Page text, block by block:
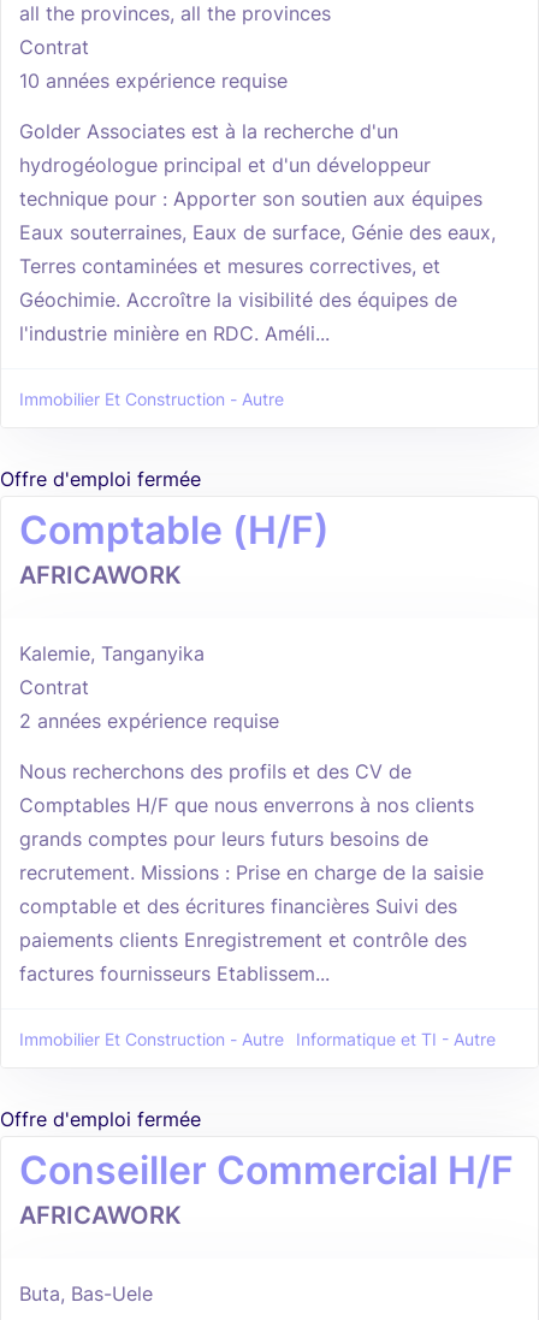
all the provinces, all the provinces
Contrat
10 années expérience requise
Golder Associates est à la recherche d'un
hydrogéologue principal et d'un développeur
technique pour : Apporter son soutien aux équipes
Eaux souterraines, Eaux de surface, Génie des eaux,
Terres contaminées et mesures correctives, et
Géochimie. Accroître la visibilité des équipes de
l'industrie minière en RDC. Améli...
Immobilier Et Construction - Autre
Offre d'emploi fermée
Comptable (H/F)
AFRICAWORK
Kalemie, Tanganyika
Contrat
2 années expérience requise
Nous recherchons des profils et des CV de
Comptables H/F que nous enverrons à nos clients
grands comptes pour leurs futurs besoins de
recrutement. Missions : Prise en charge de la saisie
comptable et des écritures financières Suivi des
paiements clients Enregistrement et contrôle des
factures fournisseurs Etablissem...
Immobilier Et Construction - Autre Informatique et TI - Autre
Offre d'emploi fermée
Conseiller Commercial H/F
AFRICAWORK
Buta, Bas-Uele